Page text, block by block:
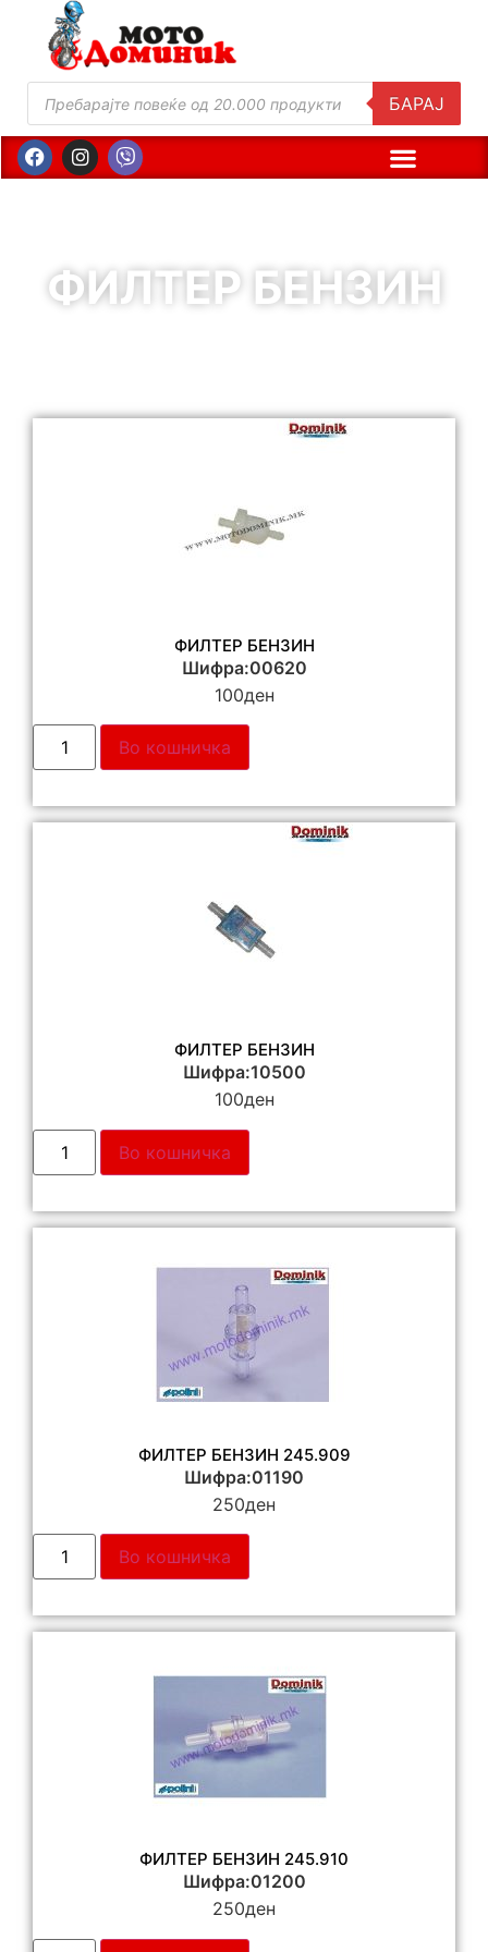
БАРАЈ
ФИЛТЕР БЕНЗИН
ФИЛТЕР БЕНЗИН
Шифра:00620
100ден
Во кошничка
ФИЛТЕР БЕНЗИН
Шифра:10500
100ден
Во кошничка
ФИЛТЕР БЕНЗИН 245.909
Шифра:01190
250ден
Во кошничка
ФИЛТЕР БЕНЗИН 245.910
Шифра:01200
250ден